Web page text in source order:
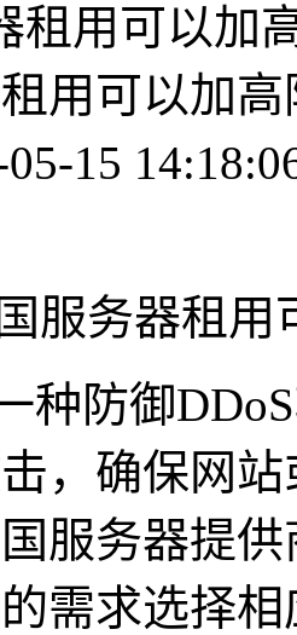
租用可以加
用可以加高
15
服务器租用
种防御
，确保网
服务器提
需求选择